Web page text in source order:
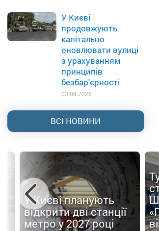
У Києві
продовжують
капітально
оновлювати вулиці
з урахуванням
принципів
безбар'єрності
03.08.2026
ВСІ НОВИНИ
У Києві планують
відкрити дві станції
метро у 2027 році